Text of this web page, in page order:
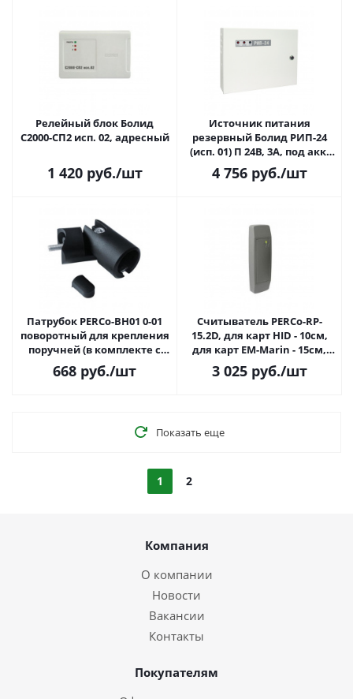
Релейный блок Болид
С2000-СП2 исп. 02, адресный
1 420руб./шт
Источник питания
резервный Болид РИП-24
(исп. 01) П 24В, 3А, под акк.
7Ач - 2 шт.
4 756руб./шт
Патрубок PERCo-BH01 0-01
поворотный для крепления
поручней (в комплекте с
крепежом и поворотной
частью) пластик, черный
668 руб./шт
Считыватель PERCo-RP-
15.2D, для карт HID - 10см,
для карт EM-Marin - 15см,
для карт Ангстрем - 10см,
всепогодный
3 025руб./шт
Показать еще
1 2
Компания
О компании
Новости
Вакансии
Контакты
Покупателям